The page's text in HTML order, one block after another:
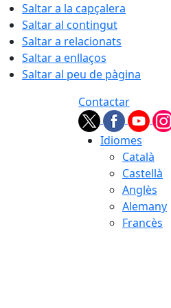
Saltar a la capçalera
Saltar al contingut
Saltar a relacionats
Saltar a enllaços
Saltar al peu de pàgina
Contactar
Idiomes
Català
Castellà
Anglès
Alemany
Francès